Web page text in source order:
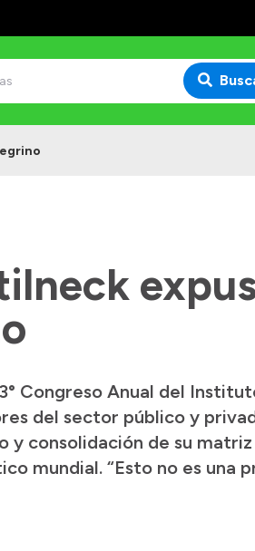
Congreso Anual del
del sector público y
consolidación de su
mundial. “Esto no es una